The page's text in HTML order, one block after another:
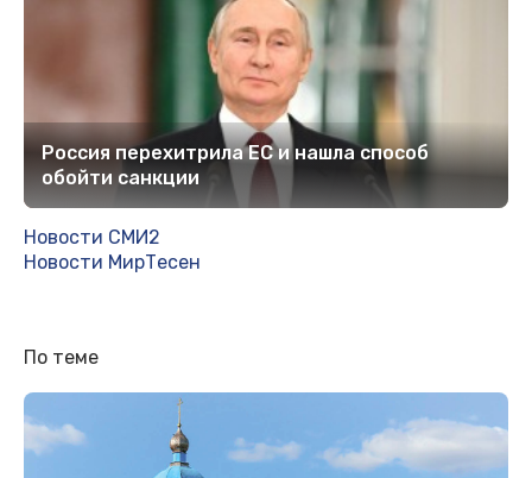
Россия перехитрила EC и нашла способ
обойти санкции
Новости СМИ2
Новости МирТесен
По теме